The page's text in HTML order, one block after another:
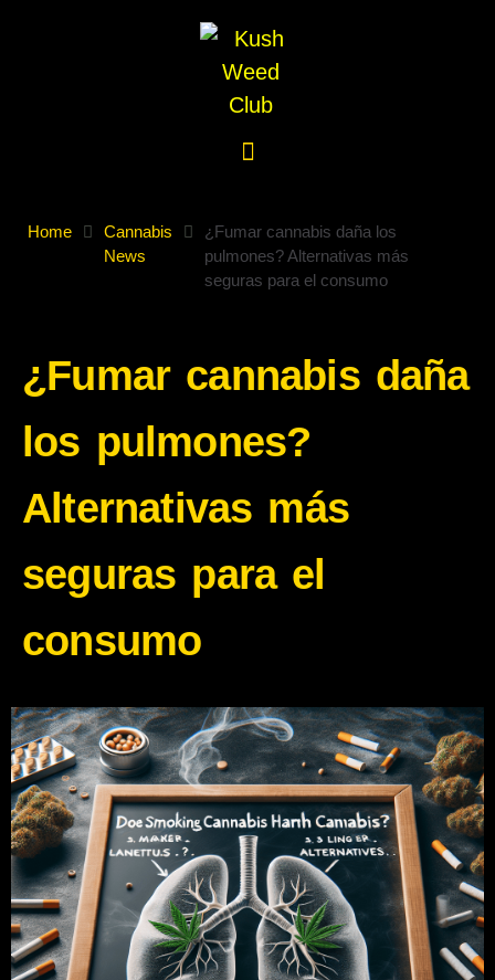
Home
Cannabis
News
¿Fumar cannabis daña los
pulmones? Alternativas más
seguras para el consumo
¿Fumar cannabis daña
los pulmones?
Alternativas más
seguras para el
consumo